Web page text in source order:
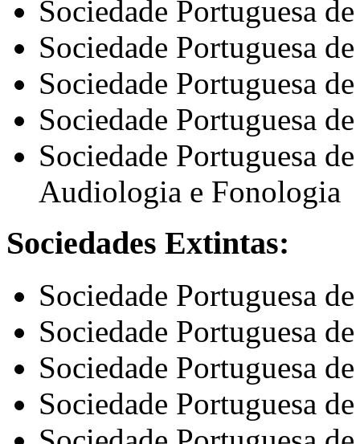
Sociedade Portuguesa
Sociedade Portuguesa
Sociedade Portuguesa
Sociedade Portuguesa
Sociedade Portuguesa
Audiologia e Fonologia
Sociedades Extintas:
Sociedade Portuguesa
Sociedade Portuguesa
Sociedade Portuguesa
Sociedade Portuguesa